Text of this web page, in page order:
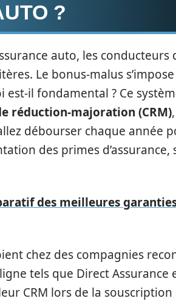
?
auto, les
Le bonus-malus
il fondamental ? Ce
réduction-majoration (CRM)
débourser chaque année
des primes
des meilleures
chez des compagnies
tels que Direct Assurance
CRM lors de la souscription